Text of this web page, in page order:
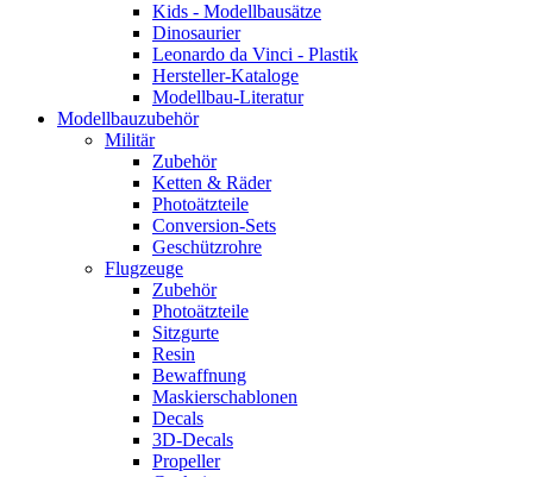
Kids - Modellbausätze
Dinosaurier
Leonardo da Vinci - Plastik
Hersteller-Kataloge
Modellbau-Literatur
Modellbauzubehör
Militär
Zubehör
Ketten & Räder
Photoätzteile
Conversion-Sets
Geschützrohre
Flugzeuge
Zubehör
Photoätzteile
Sitzgurte
Resin
Bewaffnung
Maskierschablonen
Decals
3D-Decals
Propeller